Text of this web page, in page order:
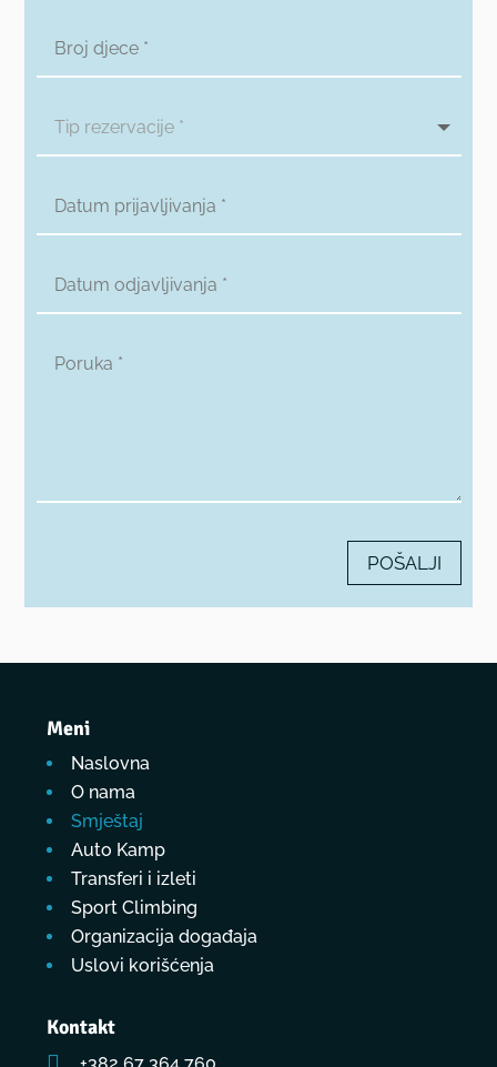
POŠALJI
Meni
Naslovna
O nama
Smještaj
Auto Kamp
Transferi i izleti
Sport Climbing
Organizacija događaja
Uslovi korišćenja
Kontakt